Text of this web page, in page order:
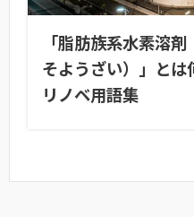
「脂肪族系水素溶
そようざい）」とは
リノベ用語集